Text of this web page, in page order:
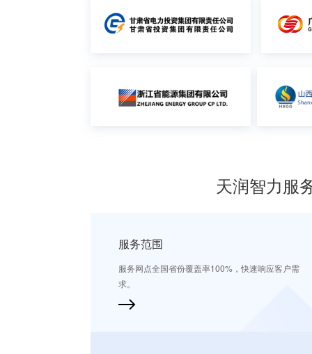
天润智力服
服务范围
服务网点全国省份覆盖率100%，快速响应客户需
求。